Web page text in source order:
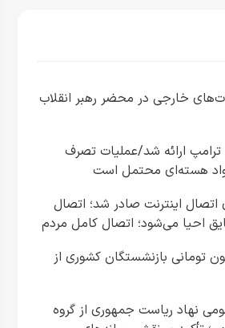
خارجی در محضر رهبر انقلاب
ارائه شد/عملیات تصرف
هسته‌ای محتمل است
اتصال اینترنت صادر شد؛ اتصال
احیا می‌شود؛ اتصال کامل مردم
وام ۷۵ میلیون تومانی بازنشستگان کشوری از
نهاد ریاست جمهوری از گروه